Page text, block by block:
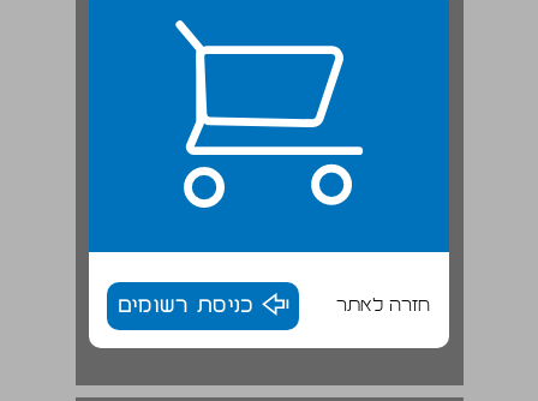
חזרה לאתר כניסת רשומים